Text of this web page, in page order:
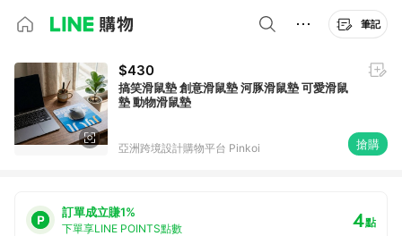
筆記
$430
搞笑滑鼠墊 創意滑鼠墊 河豚滑鼠墊 可愛滑鼠
墊 動物滑鼠墊
亞洲跨境設計購物平台 Pinkoi 搶購
訂單成立賺1%
下單享LINE POINTS點數 4點